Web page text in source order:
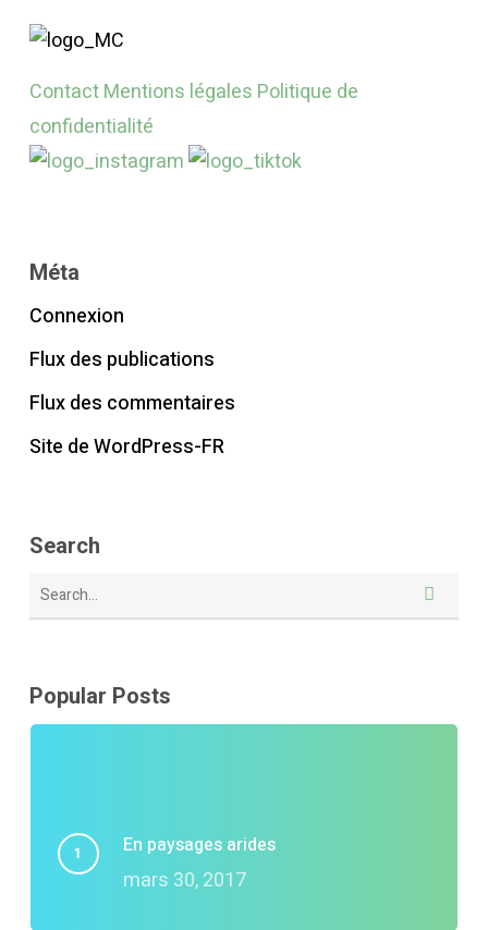
ContactMentions légales Politique de
confidentialité
Méta
Connexion
Flux des publications
Flux des commentaires
Site de WordPress-FR
Search
Popular Posts
En paysages arides
mars 30, 2017